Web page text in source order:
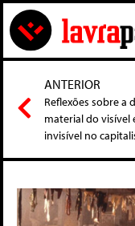
ANTERIOR
Reflexões sobre a
material do visível
invisível no